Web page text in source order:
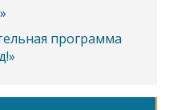
программа